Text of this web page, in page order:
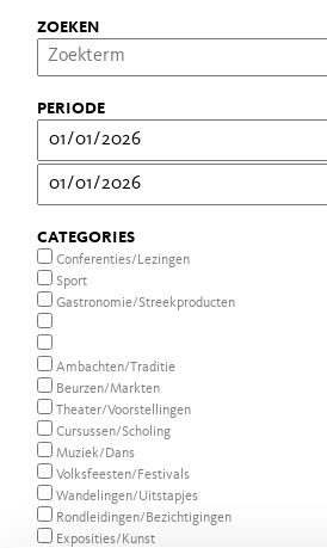
ZOEKEN
PERIODE
CATEGORIES
Conferenties/Lezingen
Sport
Gastronomie/Streekproducten
Ambachten/Traditie
Beurzen/Markten
Theater/Voorstellingen
Cursussen/Scholing
Muziek/Dans
Volksfeesten/Festivals
Wandelingen/Uitstapjes
Rondleidingen/Bezichtigingen
Exposities/Kunst